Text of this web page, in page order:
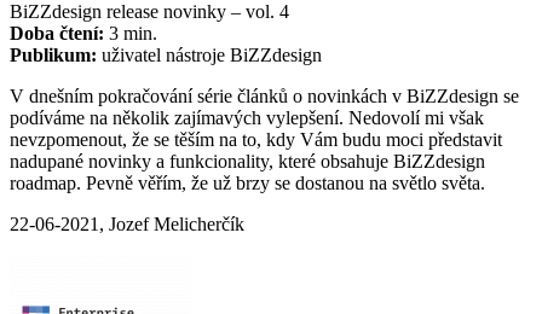
BiZZdesign release novinky – vol. 4
Doba čtení: 3 min.
Publikum: uživatel nástroje BiZZdesign
V dnešním pokračování série článků o novinkách v BiZZdesign se
podíváme na několik zajímavých vylepšení. Nedovolí mi však
nevzpomenout, že se těším na to, kdy Vám budu moci představit
nadupané novinky a funkcionality, které obsahuje BiZZdesign
roadmap. Pevně ​​věřím, že už brzy se dostanou na světlo světa.
22-06-2021, Jozef Melicherčík